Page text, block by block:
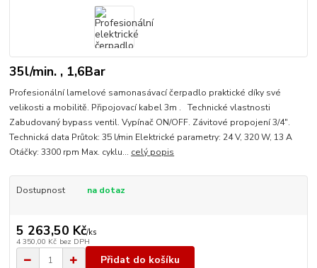
35l/min. , 1,6Bar
Profesionální lamelové samonasávací čerpadlo praktické díky své
velikosti a mobilitě. Připojovací kabel 3m . Technické vlastnosti
Zabudovaný bypass ventil. Vypínač ON/OFF. Závitové propojení 3/4".
Technická data Průtok: 35 l/min Elektrické parametry: 24 V, 320 W, 13 A
Otáčky: 3300 rpm Max. cyklu... celý popis
Dostupnost na dotaz
5 263,50 Kč/ks
4 350,00 Kč bez DPH
Přidat do košíku